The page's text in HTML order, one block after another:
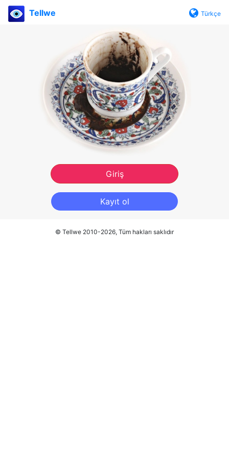
Tellwe Türkçe
Giriş
Kayıt ol
© Tellwe 2010-2026, Tüm hakları saklıdır